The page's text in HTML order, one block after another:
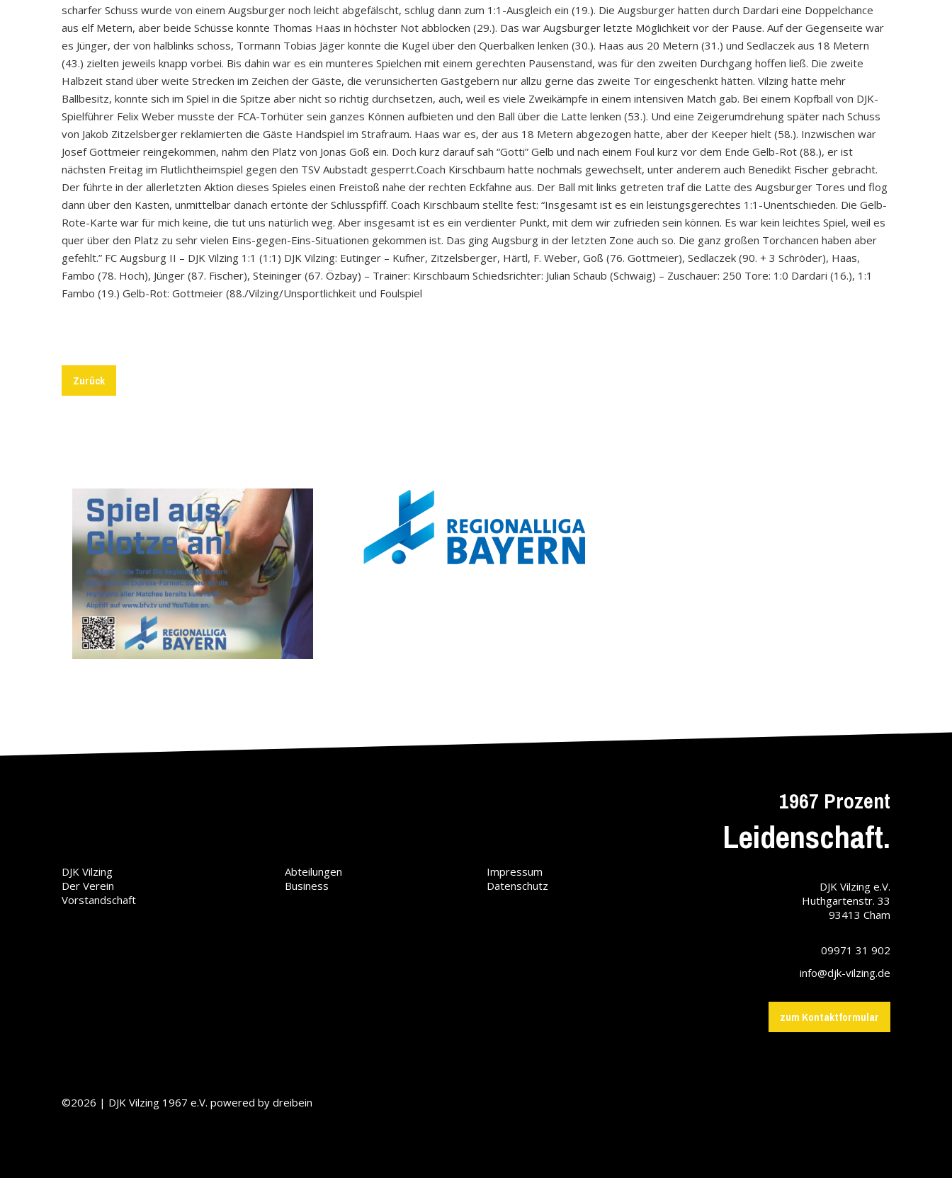
scharfer Schuss wurde von einem Augsburger noch leicht abgefälscht, schlug dann zum 1:1-Ausgleich ein (19.). Die Augsburger hatten durch Dardari eine Doppelchance
aus elf Metern, aber beide Schüsse konnte Thomas Haas in höchster Not abblocken (29.). Das war Augsburger letzte Möglichkeit vor der Pause. Auf der Gegenseite war
es Jünger, der von halblinks schoss, Tormann Tobias Jäger konnte die Kugel über den Querbalken lenken (30.). Haas aus 20 Metern (31.) und Sedlaczek aus 18 Metern
(43.) zielten jeweils knapp vorbei. Bis dahin war es ein munteres Spielchen mit einem gerechten Pausenstand, was für den zweiten Durchgang hoffen ließ. Die zweite
Halbzeit stand über weite Strecken im Zeichen der Gäste, die verunsicherten Gastgebern nur allzu gerne das zweite Tor eingeschenkt hätten. Vilzing hatte mehr
Ballbesitz, konnte sich im Spiel in die Spitze aber nicht so richtig durchsetzen, auch, weil es viele Zweikämpfe in einem intensiven Match gab. Bei einem Kopfball von DJK-
Spielführer Felix Weber musste der FCA-Torhüter sein ganzes Können aufbieten und den Ball über die Latte lenken (53.). Und eine Zeigerumdrehung später nach Schuss
von Jakob Zitzelsberger reklamierten die Gäste Handspiel im Strafraum. Haas war es, der aus 18 Metern abgezogen hatte, aber der Keeper hielt (58.). Inzwischen war
Josef Gottmeier reingekommen, nahm den Platz von Jonas Goß ein. Doch kurz darauf sah “Gotti” Gelb und nach einem Foul kurz vor dem Ende Gelb-Rot (88.), er ist
nächsten Freitag im Flutlichtheimspiel gegen den TSV Aubstadt gesperrt.Coach Kirschbaum hatte nochmals gewechselt, unter anderem auch Benedikt Fischer gebracht.
Der führte in der allerletzten Aktion dieses Spieles einen Freistoß nahe der rechten Eckfahne aus. Der Ball mit links getreten traf die Latte des Augsburger Tores und flog
dann über den Kasten, unmittelbar danach ertönte der Schlusspfiff. Coach Kirschbaum stellte fest: “Insgesamt ist es ein leistungsgerechtes 1:1-Unentschieden. Die Gelb-
Rote-Karte war für mich keine, die tut uns natürlich weg. Aber insgesamt ist es ein verdienter Punkt, mit dem wir zufrieden sein können. Es war kein leichtes Spiel, weil es
quer über den Platz zu sehr vielen Eins-gegen-Eins-Situationen gekommen ist. Das ging Augsburg in der letzten Zone auch so. Die ganz großen Torchancen haben aber
gefehlt.” FC Augsburg II – DJK Vilzing 1:1 (1:1) DJK Vilzing: Eutinger – Kufner, Zitzelsberger, Härtl, F. Weber, Goß (76. Gottmeier), Sedlaczek (90. + 3 Schröder), Haas,
Fambo (78. Hoch), Jünger (87. Fischer), Steininger (67. Özbay) – Trainer: Kirschbaum Schiedsrichter: Julian Schaub (Schwaig) – Zuschauer: 250 Tore: 1:0 Dardari (16.), 1:1
Fambo (19.) Gelb-Rot: Gottmeier (88./Vilzing/Unsportlichkeit und Foulspiel
Zurück
DJK Vilzing
Der Verein
Vorstandschaft
Abteilungen
Business
Impressum
Datenschutz
1967 Prozent
Leidenschaft.
DJK Vilzing e.V.
Huthgartenstr. 33
93413 Cham
09971 31 902
info@djk-vilzing.de
zum Kontaktformular
©2026 | DJK Vilzing 1967 e.V. powered by dreibein